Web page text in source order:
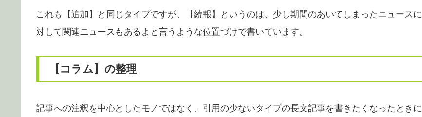
これも【追加】と同じタイプですが、【続報】というのは、少し期間のあいてしまったニュースに
対して関連ニュースもあるよと言うような位置づけで書いています。
【コラム】の整理
記事への注釈を中心としたモノではなく、引用の少ないタイプの長文記事を書きたくなったときに